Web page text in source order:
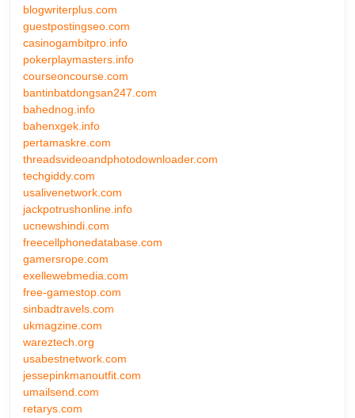
blogwriterplus.com
guestpostingseo.com
casinogambitpro.info
pokerplaymasters.info
courseoncourse.com
bantinbatdongsan247.com
bahednog.info
bahenxgek.info
pertamaskre.com
threadsvideoandphotodownloader.com
techgiddy.com
usalivenetwork.com
jackpotrushonline.info
ucnewshindi.com
freecellphonedatabase.com
gamersrope.com
exellewebmedia.com
free-gamestop.com
sinbadtravels.com
ukmagzine.com
wareztech.org
usabestnetwork.com
jessepinkmanoutfit.com
umailsend.com
retarys.com